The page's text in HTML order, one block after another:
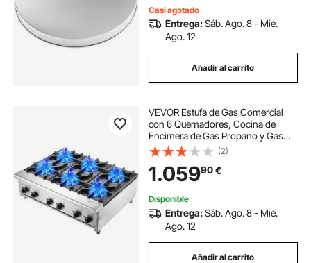
Casi agotado
Entrega:Sáb. Ago. 8 - Mié.
Ago. 12
Añadir al carrito
VEVOR Estufa de Gas Comercial
con 6 Quemadores, Cocina de
Encimera de Gas Propano y Gas
Natural, Placa Calefactora de Gas
de Acero Inoxidable, para
Restaurantes, 42 kW, 915 x 775 x
335 mm, Plata
(2)
1.05990€
Disponible
Entrega:Sáb. Ago. 8 - Mié.
Ago. 12
Añadir al carrito